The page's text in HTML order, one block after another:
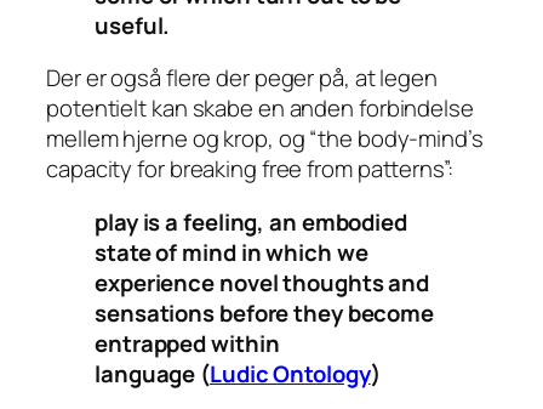
useful.
Der er også flere der peger på, at legen
potentielt kan skabe en anden forbindelse
mellem hjerne og krop, og “the body-mind’s
capacity for breaking free from patterns”:
play is a feeling, an embodied
state of mind in which we
experience novel thoughts and
sensations before they become
entrapped within
language (Ludic Ontology)